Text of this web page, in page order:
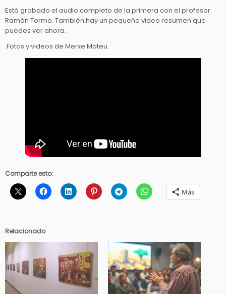
Está grabado el audio completo de la primera con el profesor
Ramón Tormo. También hay un pequeño video resumen que
puedes ver ahora.
.Fotos y videos de Merxe Mateu.
Comparte esto:
Más
Relacionado